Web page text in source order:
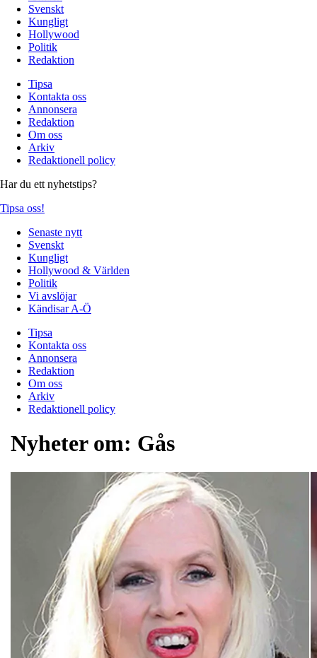
Svenskt
Kungligt
Hollywood
Politik
Redaktion
Tipsa
Kontakta oss
Annonsera
Redaktion
Om oss
Arkiv
Redaktionell policy
Har du ett nyhetstips?
Tipsa oss!
Senaste nytt
Svenskt
Kungligt
Hollywood & Världen
Politik
Vi avslöjar
Kändisar A-Ö
Tipsa
Kontakta oss
Annonsera
Redaktion
Om oss
Arkiv
Redaktionell policy
Nyheter om: Gås